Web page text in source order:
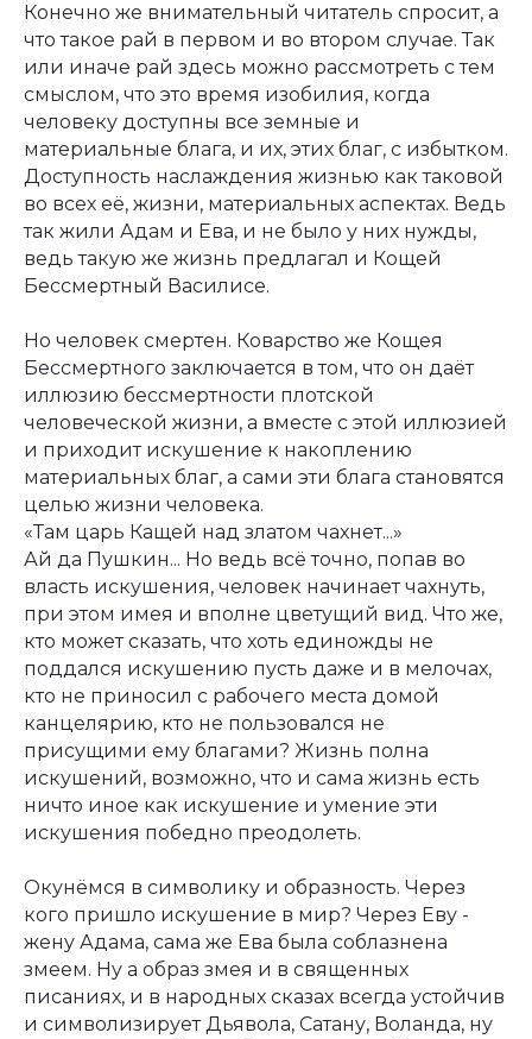
Конечно же внимательный читатель спросит, а
что такое рай в первом и во втором случае. Так
или иначе рай здесь можно рассмотреть с тем
смыслом, что это время изобилия, когда
человеку доступны все земные и
материальные блага, и их, этих благ, с избытком.
Доступность наслаждения жизнью как таковой
во всех её, жизни, материальных аспектах. Ведь
так жили Адам и Ева, и не было у них нужды,
ведь такую же жизнь предлагал и Кощей
Бессмертный Василисе.
Но человек смертен. Коварство же Кощея
Бессмертного заключается в том, что он даёт
иллюзию бессмертности плотской
человеческой жизни, а вместе с этой иллюзией
и приходит искушение к накоплению
материальных благ, а сами эти блага становятся
целью жизни человека.
«Там царь Кащей над златом чахнет...»
Ай да Пушкин... Но ведь всё точно, попав во
власть искушения, человек начинает чахнуть,
при этом имея и вполне цветущий вид. Что же,
кто может сказать, что хоть единожды не
поддался искушению пусть даже и в мелочах,
кто не приносил с рабочего места домой
канцелярию, кто не пользовался не
присущими ему благами? Жизнь полна
искушений, возможно, что и сама жизнь есть
ничто иное как искушение и умение эти
искушения победно преодолеть.
Окунёмся в символику и образность. Через
кого пришло искушение в мир? Через Еву -
жену Адама, сама же Ева была соблазнена
змеем. Ну а образ змея и в священных
писаниях, и в народных сказах всегда устойчив
и символизирует Дьявола, Сатану, Воланда, ну